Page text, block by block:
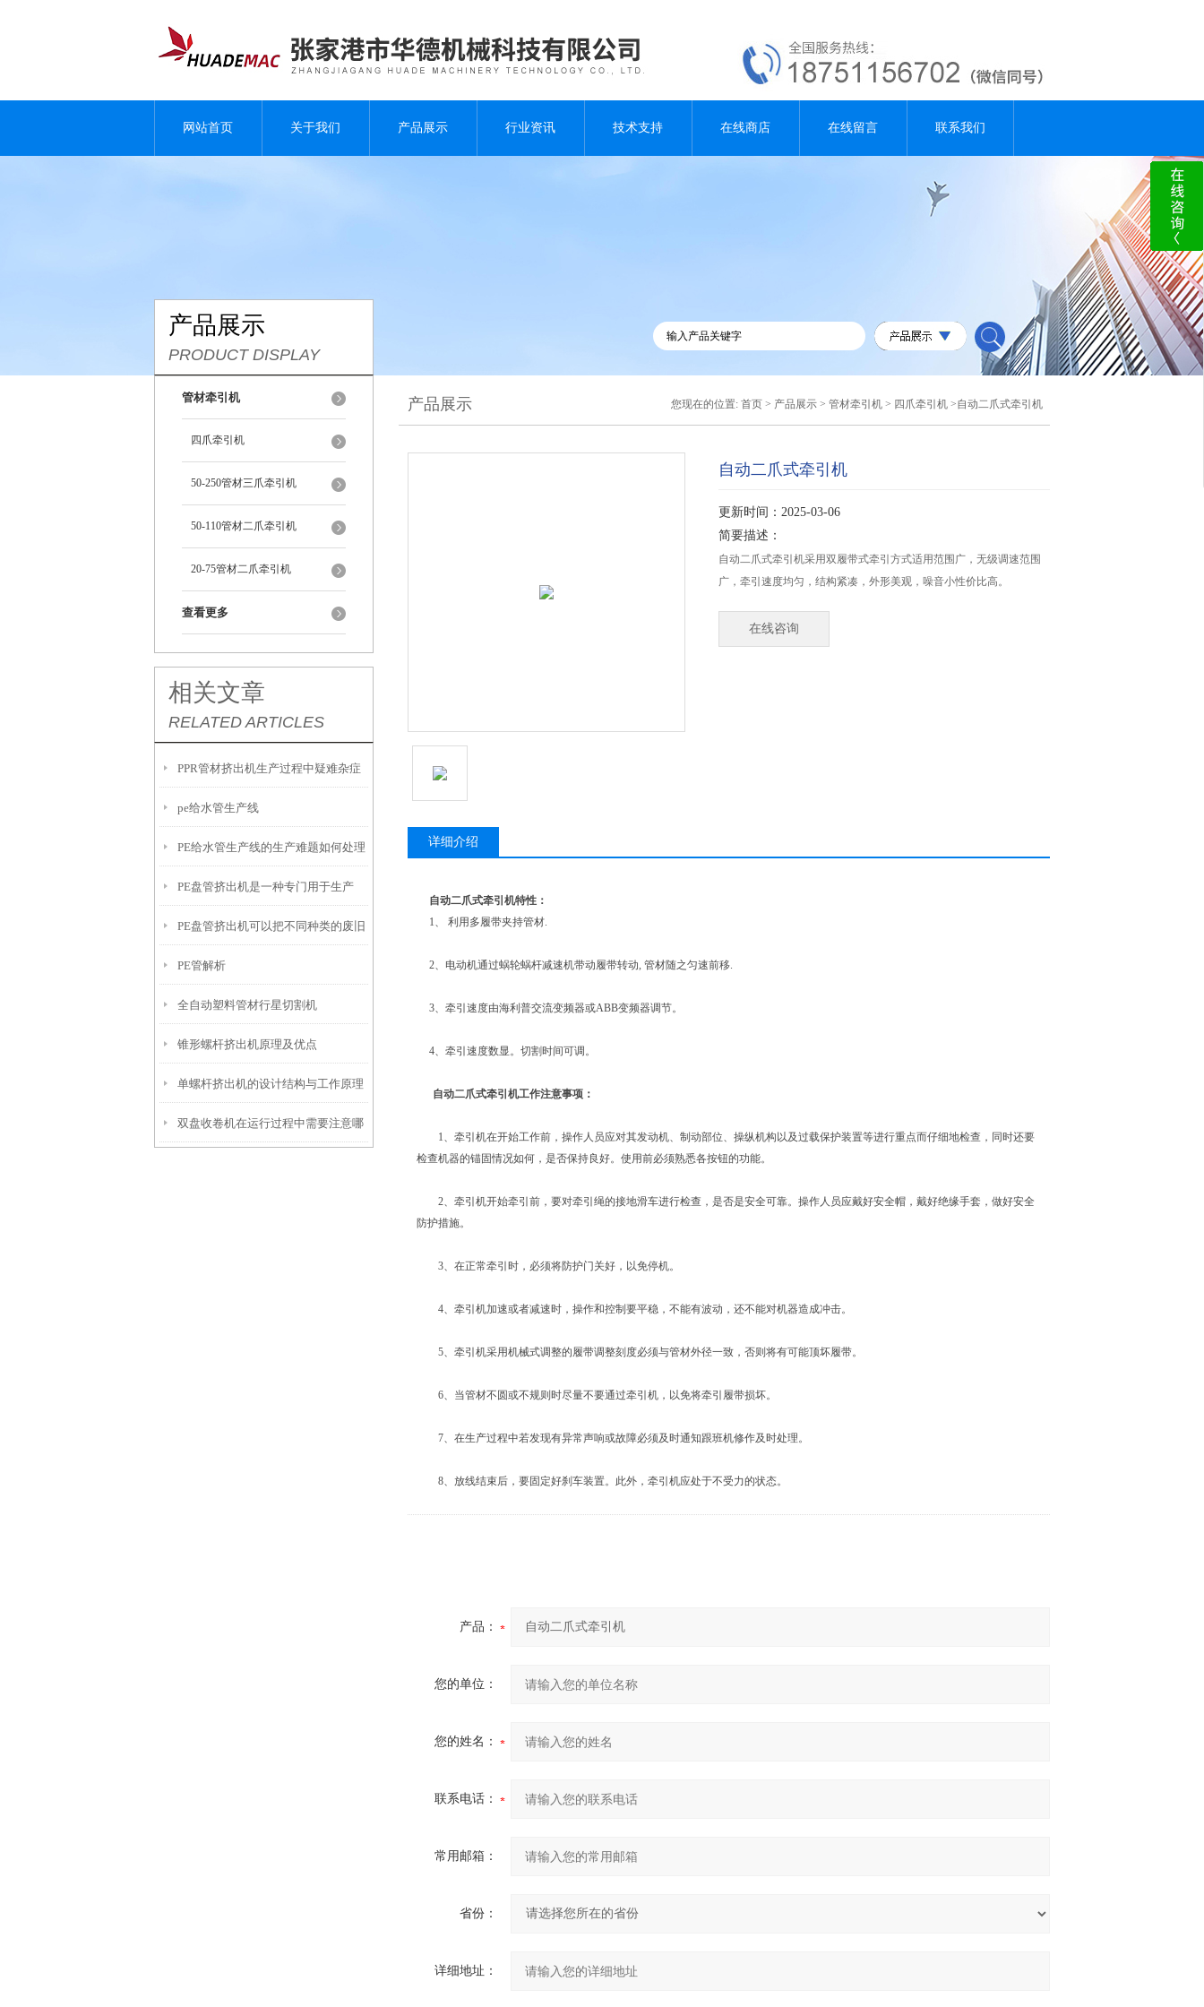
网站首页 关于我们 产品展示 行业资讯 技术支持 在线商店 在线留言 联系我们
产品展示
PRODUCT DISPLAY
管材牵引机
四爪牵引机
50-250管材三爪牵引机
50-110管材二爪牵引机
20-75管材二爪牵引机
查看更多
相关文章
RELATED ARTICLES
PPR管材挤出机生产过程中疑难杂症
原因分析
pe给水管生产线
PE给水管生产线的生产难题如何处理
好？
PE盘管挤出机是一种专门用于生产
PE（聚乙烯）盘管材的机械设备
PE盘管挤出机可以把不同种类的废旧
塑料加工成塑料颗粒
PE管解析
全自动塑料管材行星切割机
锥形螺杆挤出机原理及优点
单螺杆挤出机的设计结构与工作原理
双盘收卷机在运行过程中需要注意哪
产品展示 您现在的位置: 首页 > 产品展示 > 管材牵引机 > 四爪牵引机 >自动二爪式牵引机
自动二爪式牵引机
更新时间：2025-03-06
简要描述：
自动二爪式牵引机采用双履带式牵引方式适用范围广，无级调速范围
广，牵引速度均匀，结构紧凑，外形美观，噪音小性价比高。
在线咨询
详细介绍
自动二爪式牵引机特性：
1、 利用多履带夹持管材.
2、电动机通过蜗轮蜗杆减速机带动履带转动, 管材随之匀速前移.
3、牵引速度由海利普交流变频器或ABB变频器调节。
4、牵引速度数显。切割时间可调。
自动二爪式牵引机工作注意事项：
1、牵引机在开始工作前，操作人员应对其发动机、制动部位、操纵机构以及过载保护装置等进行重点而仔细地检查，同时还要
检查机器的锚固情况如何，是否保持良好。使用前必须熟悉各按钮的功能。
2、牵引机开始牵引前，要对牵引绳的接地滑车进行检查，是否是安全可靠。操作人员应戴好安全帽，戴好绝缘手套，做好安全
防护措施。
3、在正常牵引时，必须将防护门关好，以免停机。
4、牵引机加速或者减速时，操作和控制要平稳，不能有波动，还不能对机器造成冲击。
5、牵引机采用机械式调整的履带调整刻度必须与管材外径一致，否则将有可能顶坏履带。
6、当管材不圆或不规则时尽量不要通过牵引机，以免将牵引履带损坏。
7、在生产过程中若发现有异常声响或故障必须及时通知跟班机修作及时处理。
8、放线结束后，要固定好刹车装置。此外，牵引机应处于不受力的状态。
产品：
您的单位：
您的姓名：
联系电话：
常用邮箱：
省份：
详细地址：